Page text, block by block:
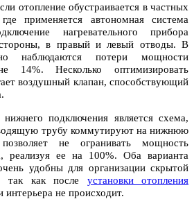
отопление обустраивается в частных
применяется автономная система
нагревательного прибора
в правый и левый отводы. В
наблюдаются потери мощности
14%. Несколько оптимизировать
воздушный клапан, способствующий
подключения является схема,
трубу коммутируют на нижнюю
не огранивать мощность
реализуя ее на 100%. Оба варианта
удобны для организации скрытой
так как после установки отопления
интерьера не происходит.